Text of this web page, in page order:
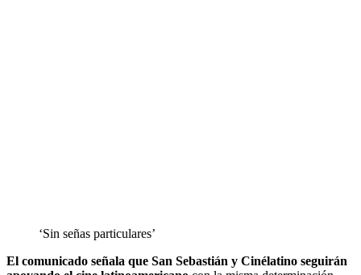
‘Sin señas particulares’
El comunicado señala que San Sebastián y Cinélatino seguirán